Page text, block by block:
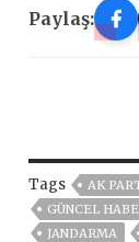
Paylaş:
Tags AK
GÜNCEL
JANDARMA